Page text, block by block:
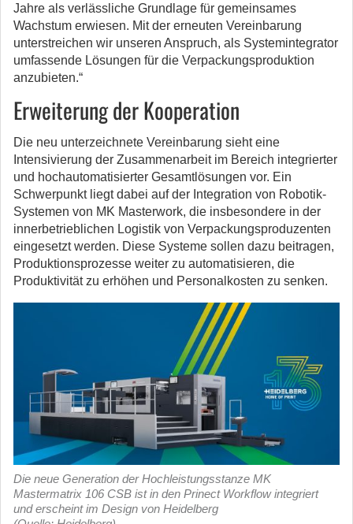
Jahre als verlässliche Grundlage für gemeinsames
Wachstum erwiesen. Mit der erneuten Vereinbarung
unterstreichen wir unseren Anspruch, als Systemintegrator
umfassende Lösungen für die Verpackungsproduktion
anzubieten.“
Erweiterung der Kooperation
Die neu unterzeichnete Vereinbarung sieht eine
Intensivierung der Zusammenarbeit im Bereich integrierter
und hochautomatisierter Gesamtlösungen vor. Ein
Schwerpunkt liegt dabei auf der Integration von Robotik-
Systemen von MK Masterwork, die insbesondere in der
innerbetrieblichen Logistik von Verpackungsproduzenten
eingesetzt werden. Diese Systeme sollen dazu beitragen,
Produktionsprozesse weiter zu automatisieren, die
Produktivität zu erhöhen und Personalkosten zu senken.
Die neue Generation der Hochleistungsstanze MK
Mastermatrix 106 CSB ist in den Prinect Workflow integriert
und erscheint im Design von Heidelberg